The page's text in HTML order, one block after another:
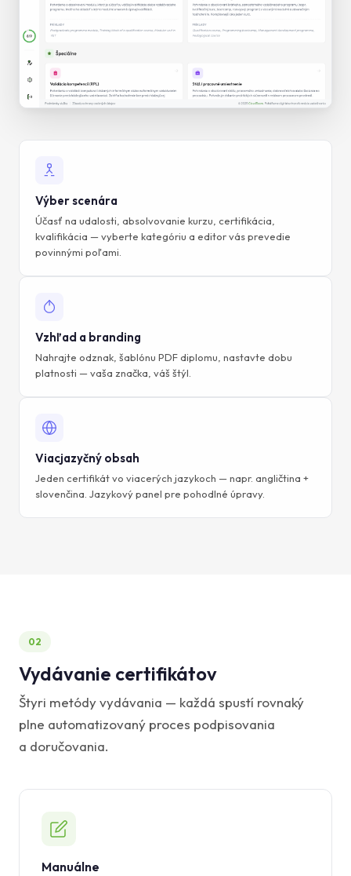
Výber scenára
Účasť na udalosti, absolvovanie kurzu, certifikácia,
kvalifikácia — vyberte kategóriu a editor vás prevedie
povinnými poľami.
Vzhľad a branding
Nahrajte odznak, šablónu PDF diplomu, nastavte dobu
platnosti — vaša značka, váš štýl.
Viacjazyčný obsah
Jeden certifikát vo viacerých jazykoch — napr. angličtina +
slovenčina. Jazykový panel pre pohodlné úpravy.
02
Vydávanie certifikátov
Štyri metódy vydávania — každá spustí rovnaký
plne automatizovaný proces podpisovania
a doručovania.
Manuálne